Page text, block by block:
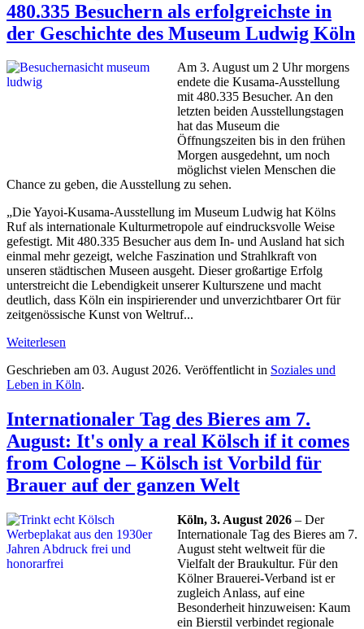
480.335 Besuchern als erfolgreichste in
der Geschichte des Museum Ludwig Köln
Am 3. August um 2 Uhr morgens
endete die Kusama-Ausstellung
mit 480.335 Besucher. An den
letzten beiden Ausstellungstagen
hat das Museum die
Öffnungszeiten bis in den frühen
Morgen ausgedehnt, um noch
möglichst vielen Menschen die
Chance zu geben, die Ausstellung zu sehen.
„Die Yayoi-Kusama-Ausstellung im Museum Ludwig hat Kölns
Ruf als internationale Kulturmetropole auf eindrucksvolle Weise
gefestigt. Mit 480.335 Besucher aus dem In- und Ausland hat sich
einmal mehr gezeigt, welche Faszination und Strahlkraft von
unseren städtischen Museen ausgeht. Dieser großartige Erfolg
unterstreicht die Lebendigkeit unserer Kulturszene und macht
deutlich, dass Köln ein inspirierender und unverzichtbarer Ort für
zeitgenössische Kunst von Weltruf...
Weiterlesen
Geschrieben am 03. August 2026. Veröffentlicht in Soziales und
Leben in Köln.
Internationaler Tag des Bieres am 7.
August: It's only a real Kölsch if it comes
from Cologne – Kölsch ist Vorbild für
Brauer auf der ganzen Welt
Köln, 3. August 2026 – Der
Internationale Tag des Bieres am 7.
August steht weltweit für die
Vielfalt der Braukultur. Für den
Kölner Brauerei-Verband ist er
zugleich Anlass, auf eine
Besonderheit hinzuweisen: Kaum
ein Bierstil verbindet regionale